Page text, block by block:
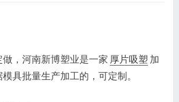
做，河南新博塑业是一家 厚片吸塑 加
具批量生产加工的，可定制。